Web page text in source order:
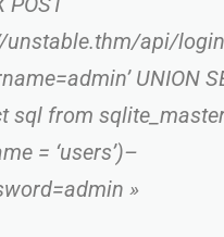
unstable.thm/api/
UNION
sql from
= ‘users’)–
»